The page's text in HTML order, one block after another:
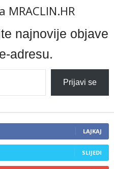
najnovije objave
adresu.
Prijavi se
LAJKAJ
SLIJEDI